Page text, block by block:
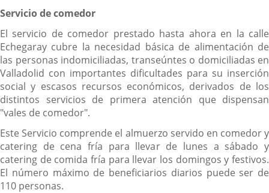
Servicio de comedor
El servicio de comedor prestado hasta ahora en la calle
Echegaray cubre la necesidad básica de alimentación de
las personas indomiciliadas, transeúntes o domiciliadas en
Valladolid con importantes dificultades para su inserción
social y escasos recursos económicos, derivados de los
distintos servicios de primera atención que dispensan
"vales de comedor".
Este Servicio comprende el almuerzo servido en comedor y
catering de cena fría para llevar de lunes a sábado y
catering de comida fría para llevar los domingos y festivos.
El número máximo de beneficiarios diarios puede ser de
110 personas.